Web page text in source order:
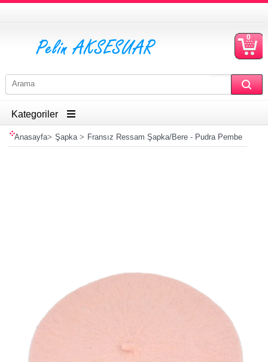
0
Kategoriler
Anasayfa> Şapka> Fransız Ressam Şapka/Bere - Pudra Pembe